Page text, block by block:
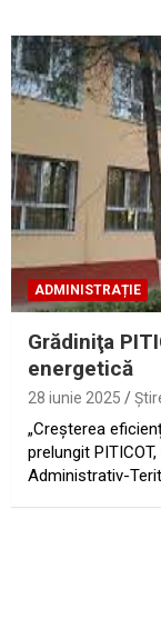
ADMINISTRAȚIE
Grădiniţa
energetică
28 iunie 2025
„Creșterea
prelungit
Administrativ-